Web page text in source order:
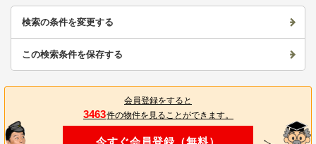
検索の条件を変更する
この検索条件を保存する
会員登録をすると
3463件の物件を見ることができます。
今すぐ会員登録（無料）